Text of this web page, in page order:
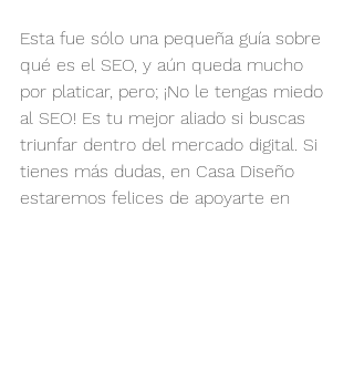
Esta fue sólo una pequeña guía sobre
qué es el SEO, y aún queda mucho
por platicar, pero; ¡No le tengas miedo
al SEO! Es tu mejor aliado si buscas
triunfar dentro del mercado digital. Si
tienes más dudas, en Casa Diseño
estaremos felices de apoyarte en